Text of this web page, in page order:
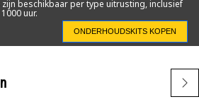
beschikbaar per type uitrusting, inclusief
uur.
ONDERHOUDSKITS KOPEN